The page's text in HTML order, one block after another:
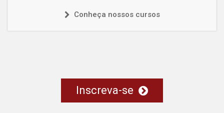
Conheça nossos cursos
Inscreva-se